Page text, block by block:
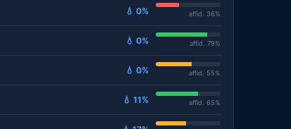
💧 0% affid. 36%
💧 0% affid. 79%
💧 0% affid. 55%
💧 11% affid. 65%